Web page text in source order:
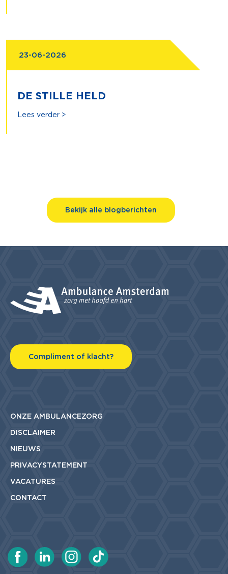
DE STILLE HELD
Lees verder >
23-06-2026
Bekijk alle blogberichten
Compliment of klacht?
ONZE AMBULANCEZORG
DISCLAIMER
NIEUWS
PRIVACYSTATEMENT
VACATURES
CONTACT